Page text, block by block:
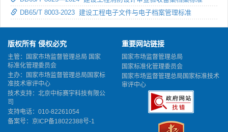
DB65/T 8003-2023 建设工程电子文件与电子档案管理标准
版权所有 侵权必究
主管：国家市场监督管理总局 国家
标准化管理委员会
主办：国家市场监督管理总局国家标
准技术审评中心
技术支持：北京中标赛宇科技有限公
司
支持电话：010-82261054
备案号： 京ICP备18022388号-1
重要网站链接
国家市场监督管理总局
国家标准化管理委员会
国家市场监督管理总局国家标准技术
审评中心